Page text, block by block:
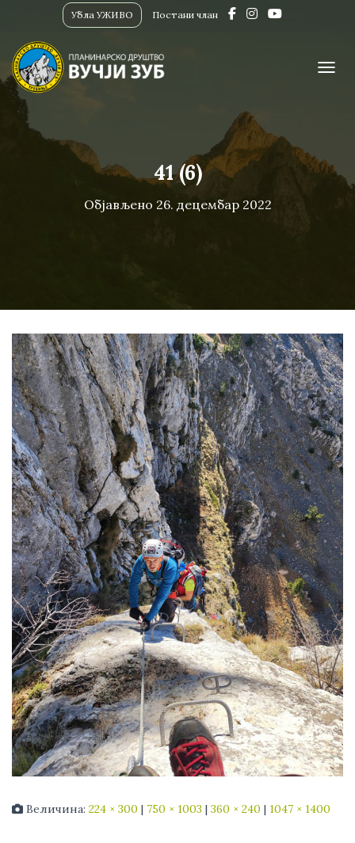
Убла УЖИВО Постани члан
41 (6)
Објављено 26. децембар 2022
Величина: 224 × 300 | 750 × 1003 | 360 × 240 | 1047 × 1400